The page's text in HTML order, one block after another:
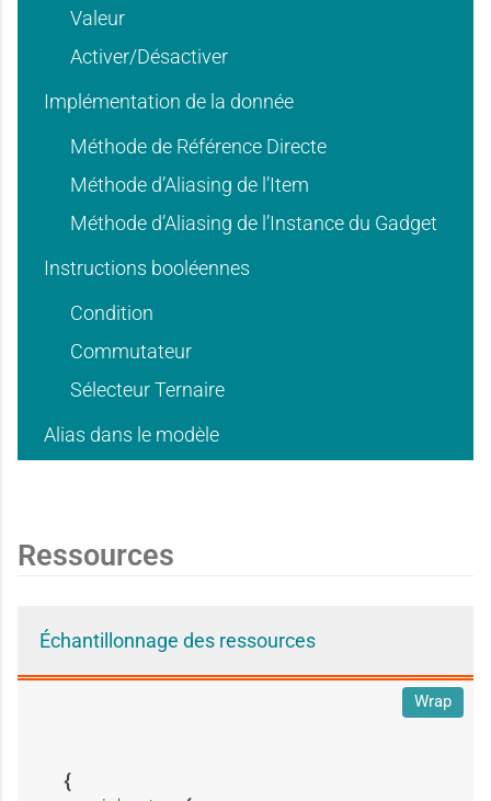
'
u
s
a
g
e
:
s
g
:
d
'
u
s
a
g
'
s
g
Valeur
Activer/Désactiver
Implémentation de la donnée
Méthode de Référence Directe
Méthode d’Aliasing de l’Item
Méthode d’Aliasing de l’Instance du Gadget
Instructions booléennes
Condition
Commutateur
Sélecteur Ternaire
Alias dans le modèle
Ressources
Échantillonnage des ressources
Wrap